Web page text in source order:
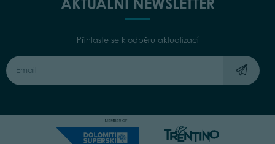
Přihlaste se k odběru aktualizací